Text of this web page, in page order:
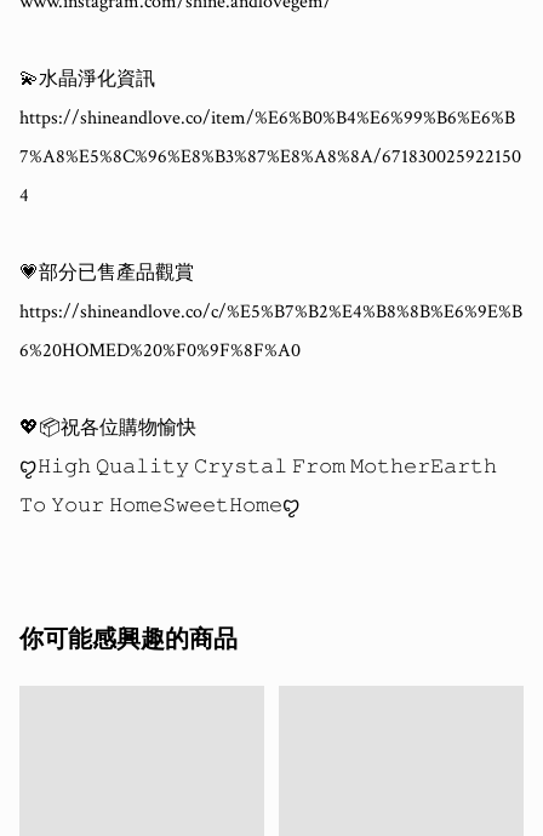
💫水晶淨化資訊
https://shineandlove.co/item/%E6%B0%B4%E6%99%B6%E6%B
7%A8%E5%8C%96%E8%B3%87%E8%A8%8A/671830025922150
4
💗部分已售產品觀賞
https://shineandlove.co/c/%E5%B7%B2%E4%B8%8B%E6%9E%B
6%20HOMED%20%F0%9F%8F%A0
💖📦祝各位購物愉快
ꨄ𝙷𝚒𝚐𝚑 𝚀𝚞𝚊𝚕𝚒𝚝𝚢 𝙲𝚛𝚢𝚜𝚝𝚊𝚕 𝙵𝚛𝚘𝚖 𝙼𝚘𝚝𝚑𝚎𝚛𝙴𝚊𝚛𝚝𝚑
你可能感興趣的商品